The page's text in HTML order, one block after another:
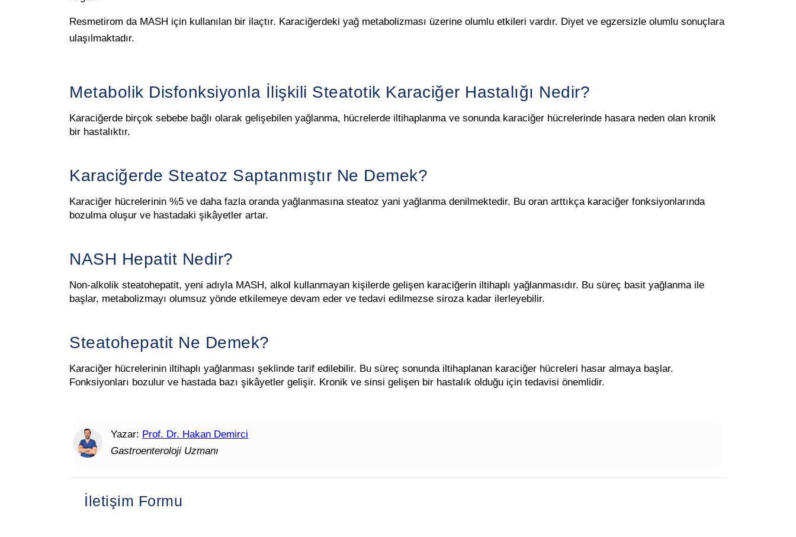
Resmetirom da MASH için kullanılan bir ilaçtır. Karaciğerdeki yağ metabolizması üzerine olumlu etkileri vardır. Diyet ve egzersizle olumlu sonuçlara
ulaşılmaktadır.
Metabolik Disfonksiyonla İlişkili Steatotik Karaciğer Hastalığı Nedir?
Karaciğerde birçok sebebe bağlı olarak gelişebilen yağlanma, hücrelerde iltihaplanma ve sonunda karaciğer hücrelerinde hasara neden olan kronik
bir hastalıktır.
Karaciğerde Steatoz Saptanmıştır Ne Demek?
Karaciğer hücrelerinin %5 ve daha fazla oranda yağlanmasına steatoz yani yağlanma denilmektedir. Bu oran arttıkça karaciğer fonksiyonlarında
bozulma oluşur ve hastadaki şikâyetler artar.
NASH Hepatit Nedir?
Non-alkolik steatohepatit, yeni adıyla MASH, alkol kullanmayan kişilerde gelişen karaciğerin iltihaplı yağlanmasıdır. Bu süreç basit yağlanma ile
başlar, metabolizmayı olumsuz yönde etkilemeye devam eder ve tedavi edilmezse siroza kadar ilerleyebilir.
Steatohepatit Ne Demek?
Karaciğer hücrelerinin iltihaplı yağlanması şeklinde tarif edilebilir. Bu süreç sonunda iltihaplanan karaciğer hücreleri hasar almaya başlar.
Fonksiyonları bozulur ve hastada bazı şikâyetler gelişir. Kronik ve sinsi gelişen bir hastalık olduğu için tedavisi önemlidir.
Yazar: Prof. Dr. Hakan Demirci
Gastroenteroloji Uzmanı
İletişim Formu